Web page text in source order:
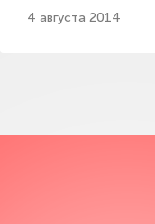
4 августа 2014